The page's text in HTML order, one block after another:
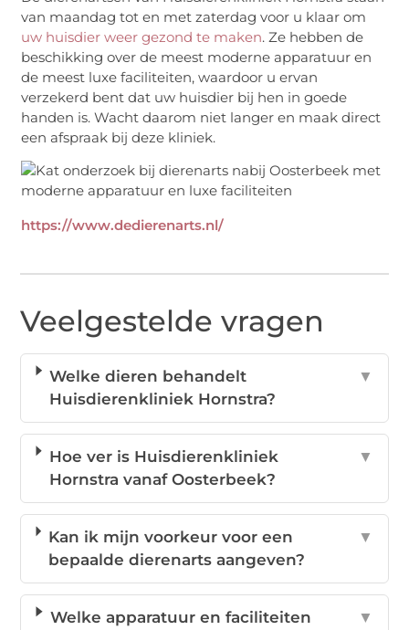
van maandag tot en met zaterdag voor u klaar om
uw huisdier weer gezond te maken. Ze hebben de
beschikking over de meest moderne apparatuur en
de meest luxe faciliteiten, waardoor u ervan
verzekerd bent dat uw huisdier bij hen in goede
handen is. Wacht daarom niet langer en maak direct
een afspraak bij deze kliniek.
https://www.dedierenarts.nl/
Veelgestelde vragen
Welke dieren behandelt
Huisdierenkliniek Hornstra?
▼
Hoe ver is Huisdierenkliniek
Hornstra vanaf Oosterbeek?
▼
Kan ik mijn voorkeur voor een
bepaalde dierenarts aangeven?
▼
Welke apparatuur en faciliteiten
▼